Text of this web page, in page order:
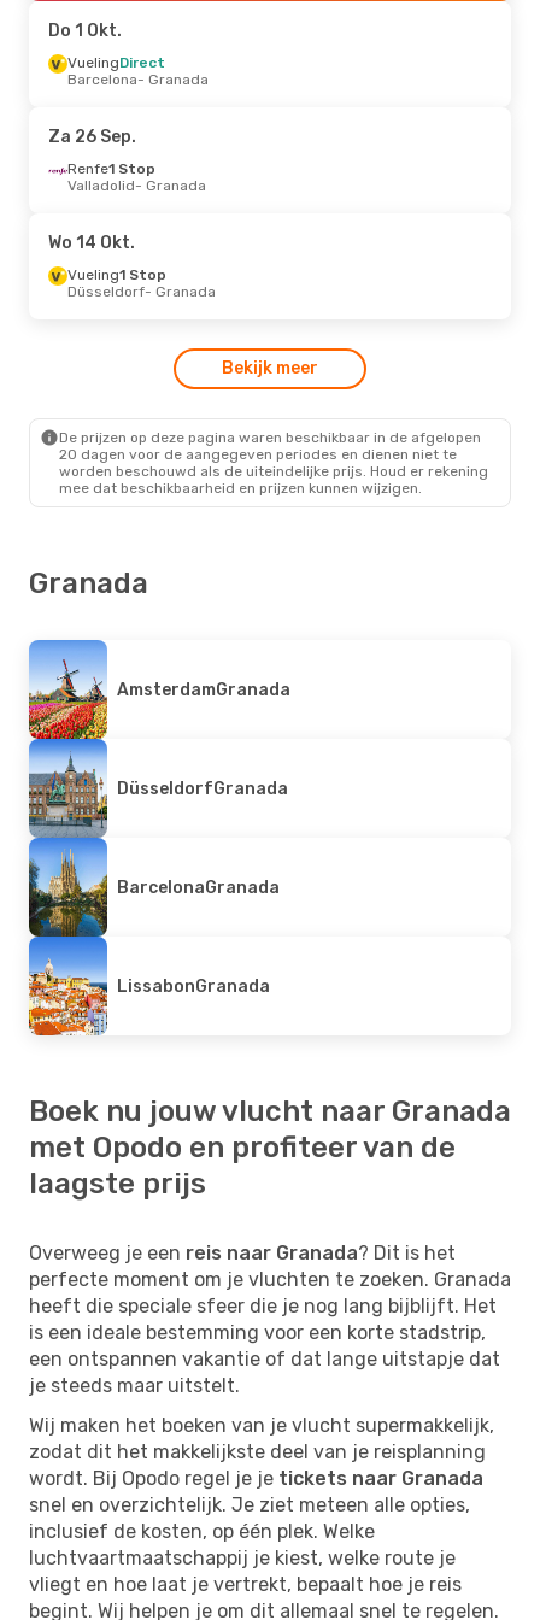
Granada- Barcelona
Do 1 Okt.- Di 6 Okt.
Air Europa
Granada- Barcelona
VuelingDirect
Barcelona
Renfe1 Stop
Granada- Barcelona
- Wo 28 Okt.
- Granada
Do 1 Okt.
VuelingDirect
Barcelona- Granada
Za 26 Sep.
Renfe1 Stop
Valladolid- Granada
Wo 14 Okt.
Vueling1 Stop
Düsseldorf- Granada
Bekijk meer
De prijzen op deze pagina waren beschikbaar in de afgelopen
20 dagen voor de aangegeven periodes en dienen niet te
worden beschouwd als de uiteindelijke prijs. Houd er rekening
mee dat beschikbaarheid en prijzen kunnen wijzigen.
Granada
AmsterdamGranada
DüsseldorfGranada
BarcelonaGranada
LissabonGranada
Boek nu jouw vlucht naar Granada
met Opodo en profiteer van de
laagste prijs
Overweeg je een reis naar Granada? Dit is het
perfecte moment om je vluchten te zoeken. Granada
heeft die speciale sfeer die je nog lang bijblijft. Het
is een ideale bestemming voor een korte stadstrip,
een ontspannen vakantie of dat lange uitstapje dat
je steeds maar uitstelt.
Wij maken het boeken van je vlucht supermakkelijk,
zodat dit het makkelijkste deel van je reisplanning
wordt. Bij Opodo regel je je tickets naar Granada
snel en overzichtelijk. Je ziet meteen alle opties,
inclusief de kosten, op één plek. Welke
luchtvaartmaatschappij je kiest, welke route je
vliegt en hoe laat je vertrekt, bepaalt hoe je reis
begint. Wij helpen je om dit allemaal snel te regelen.